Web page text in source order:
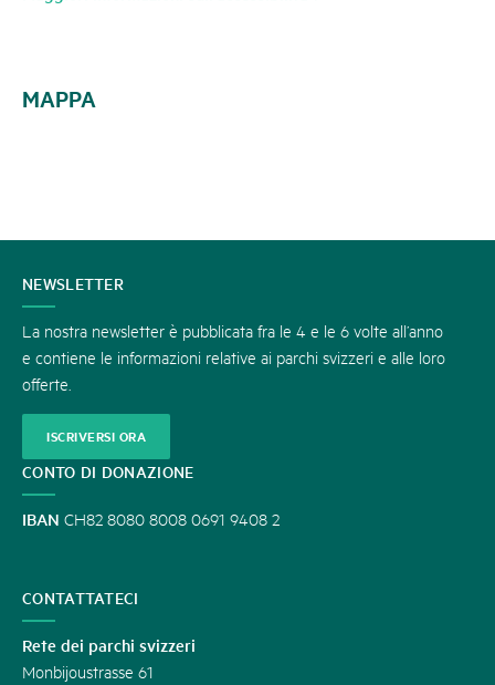
MAPPA
CONTATTATECI
NEWSLETTER
La nostra newsletter è pubblicata fra le 4 e le 6 volte all’anno
e contiene le informazioni relative ai parchi svizzeri e alle loro
offerte.
ISCRIVERSI ORA
CONTO DI DONAZIONE
IBAN CH82 8080 8008 0691 9408 2
CONTATTATECI
Rete dei parchi svizzeri
Monbijoustrasse 61